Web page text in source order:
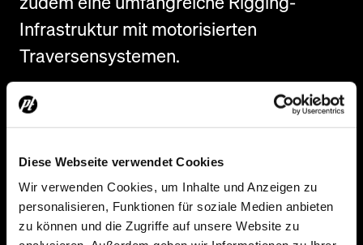
Diese Webseite verwendet Cookies
Wir verwenden Cookies, um Inhalte und Anzeigen zu
personalisieren, Funktionen für soziale Medien anbieten
zu können und die Zugriffe auf unsere Website zu
Infrastruktur mit motorisierten
Traversensystemen.
Die gesamte Infrastruktur wurde so
geplant, dass Veranstaltungsflächen
schnell an unterschiedliche
Anforderungen angepasst werden
können und gleichzeitig höchste
Sicherheits- und Qualitätsstandards